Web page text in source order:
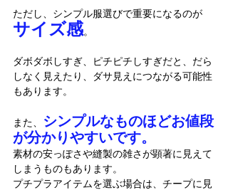
ただし、シンプル服選びで重要になるのが
サイズ感。
ダボダボしすぎ、ピチピチしすぎだと、だら
しなく見えたり、ダサ見えにつながる可能性
もあります。
また、
シンプルなものほどお値段
が分かりやすいです。
素材の安っぽさや縫製の雑さが顕著に見えて
しまうものもあります。
プチプラアイテムを選ぶ場合は、チープに見